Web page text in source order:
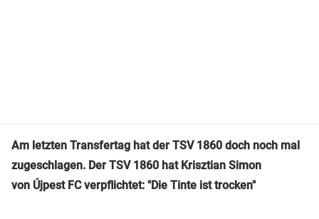
Am letzten Transfertag hat der TSV 1860 doch noch mal
zugeschlagen. Der TSV 1860 hat Krisztian Simon
von Újpest FC verpflichtet: "Die Tinte ist trocken"